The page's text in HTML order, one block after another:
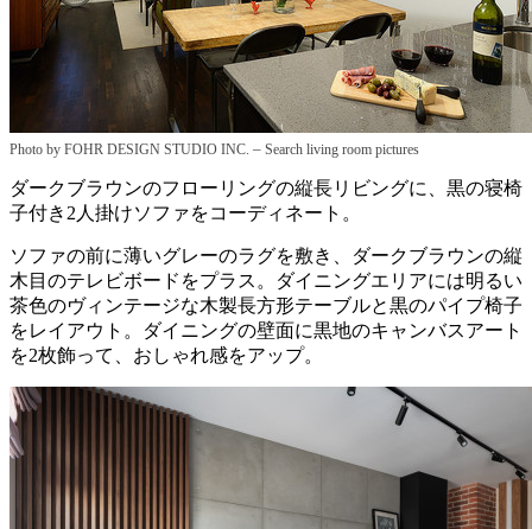
Photo by FOHR DESIGN STUDIO INC. – Search living room pictures
ダークブラウンのフローリングの縦長リビングに、黒の寝椅
子付き2人掛けソファをコーディネート。
ソファの前に薄いグレーのラグを敷き、ダークブラウンの縦
木目のテレビボードをプラス。ダイニングエリアには明るい
茶色のヴィンテージな木製長方形テーブルと黒のパイプ椅子
をレイアウト。ダイニングの壁面に黒地のキャンバスアート
を2枚飾って、おしゃれ感をアップ。